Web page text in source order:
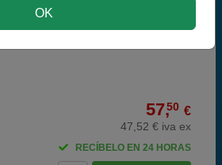
57,50 €
47,52 € iva ex
RECÍBELO EN 24 HORAS
OK